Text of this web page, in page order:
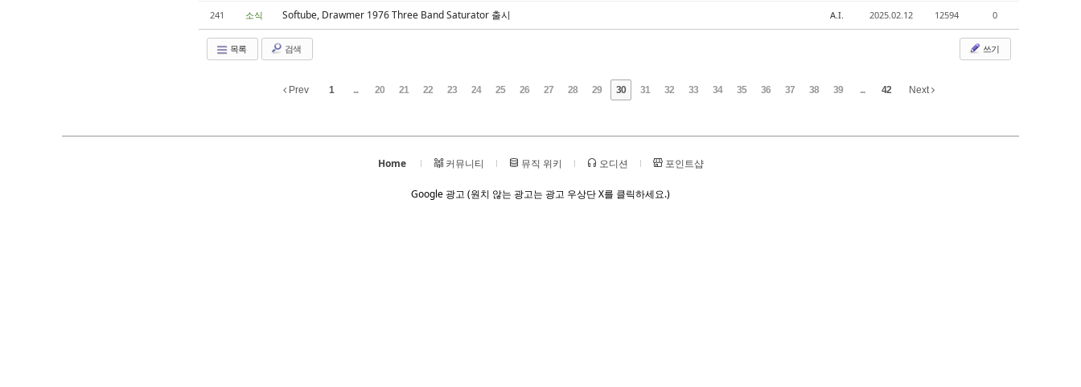
241 소식 Softube, Drawmer 1976 Three Band Saturator 출시 A.I. 2025.02.12 12594 0
목록 검색 쓰기
Prev 1 ... 20 21 22 23 24 25 26 27 28 29 30 31 32 33 34 35 36 37 38 39 ... 42 Next
Home 커뮤니티 뮤직 위키 오디션 포인트샵
Google 광고 (원치 않는 광고는 광고 우상단 X를 클릭하세요.)